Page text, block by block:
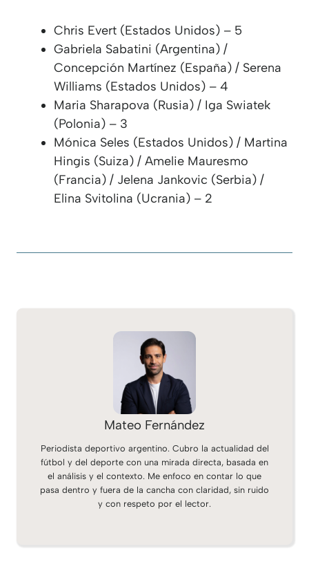
Chris Evert (Estados Unidos) – 5
Gabriela Sabatini (Argentina) /
Concepción Martínez (España) / Serena
Williams (Estados Unidos) – 4
Maria Sharapova (Rusia) / Iga Swiatek
(Polonia) – 3
Mónica Seles (Estados Unidos) / Martina
Hingis (Suiza) / Amelie Mauresmo
(Francia) / Jelena Jankovic (Serbia) /
Elina Svitolina (Ucrania) – 2
Mateo Fernández
Periodista deportivo argentino. Cubro la actualidad del
fútbol y del deporte con una mirada directa, basada en
el análisis y el contexto. Me enfoco en contar lo que
pasa dentro y fuera de la cancha con claridad, sin ruido
y con respeto por el lector.